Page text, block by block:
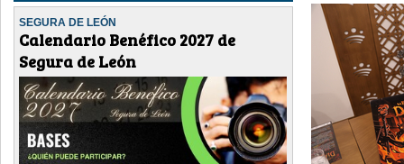
SEGURA DE LEÓN
Calendario Benéfico 2027 de
Segura de León